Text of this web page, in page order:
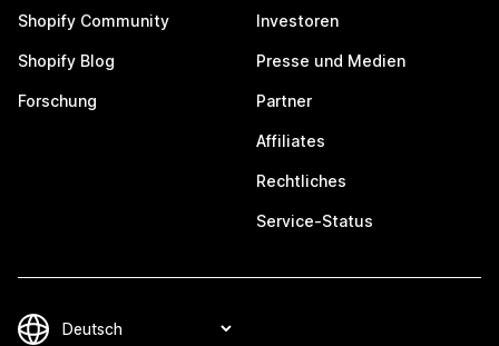
Shopify Community
Shopify Blog
Forschung
Investoren
Presse und Medien
Partner
Affiliates
Rechtliches
Service-Status